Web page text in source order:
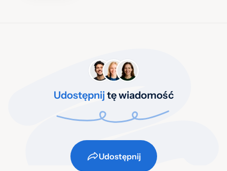
Udostępnij tę wiadomość
Udostępnij